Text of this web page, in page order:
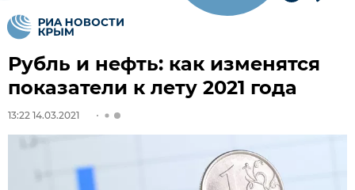
Рубль и нефть: как изменятся
показатели к лету 2021 года
13:22 14.03.2021